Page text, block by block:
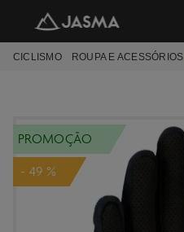
CICLISMO ROUPA E ACESSÓRIOS
PROMOÇÃO
- 49 %